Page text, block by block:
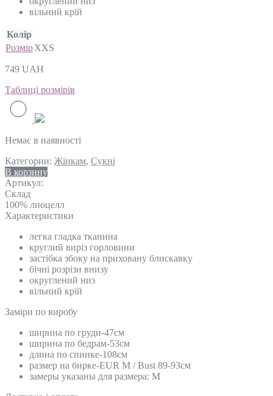
вільний крій
Колір
РозмірXXS
749 UAH
Таблиці розмірів
Немає в наявності
Категории: Жінкам, Сукні
В корзину
Артикул:
Склад
100% лиоцелл
Характеристики
легка гладка тканина
круглий виріз горловини
застібка збоку на приховану блискавку
бічні розрізи внизу
округлений низ
вільний крій
Замiри по виробу
ширина по груди-47см
ширина по бедрам-53см
длина по спинке-108см
размер на бирке-EUR М / Bust 89-93см
замеры указаны для размера: М